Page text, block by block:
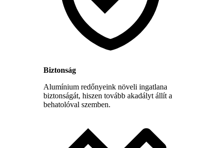
Biztonság
Alumínium redőnyeink növeli ingatlana
biztonságát, hiszen tovább akadályt állít a
behatolóval szemben.